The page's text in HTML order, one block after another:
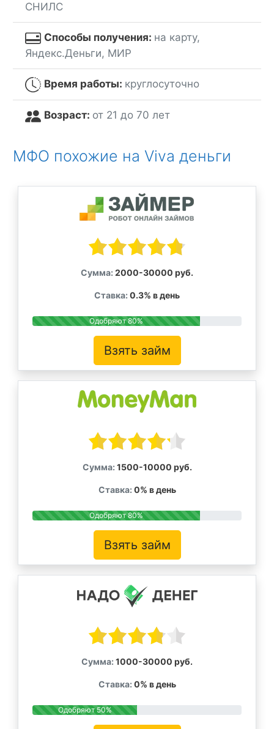
СНИЛС
Способы получения: на карту,
Яндекс.Деньги, МИР
Время работы: круглосуточно
Возраст: от 21 до 70 лет
МФО похожие на Viva деньги
Сумма: 2000-30000 руб.
Ставка: 0.3% в день
Одобряют 80%
Взять займ
Сумма: 1500-10000 руб.
Ставка: 0% в день
Одобряют 80%
Взять займ
Сумма: 1000-30000 руб.
Ставка: 0% в день
Одобряют 50%